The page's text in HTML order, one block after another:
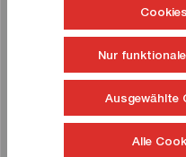
Nur
Ausgewählte
Alle